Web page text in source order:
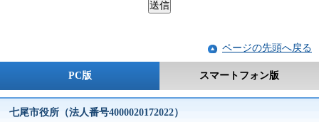
ページの先頭へ戻る
PC版 スマートフォン版
七尾市役所（法人番号4000020172022）